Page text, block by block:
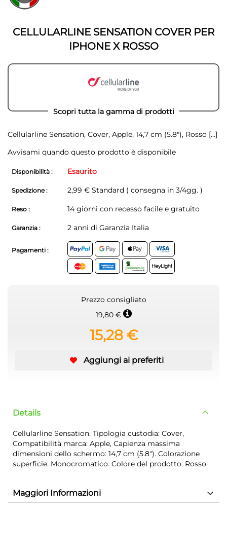
della
di
galleria
immagini
CELLULARLINE SENSATION COVER PER
IPHONE X ROSSO
Scopri tutta la gamma di prodotti
Cellularline Sensation, Cover, Apple, 14,7 cm (5.8"), Rosso [...]
Avvisami quando questo prodotto è disponibile
Disponibilità : Esaurito
Spedizione : 2,99 € Standard ( consegna in 3/4gg. )
Reso : 14 giorni con recesso facile e gratuito
Garanzia : 2 anni di Garanzia Italia
Pagamenti :
Prezzo consigliato
19,80 €
15,28 €
Aggiungi ai preferiti
Details
Cellularline Sensation. Tipologia custodia: Cover,
Compatibilità marca: Apple, Capienza massima
dimensioni dello schermo: 14,7 cm (5.8"). Colorazione
superficie: Monocromatico. Colore del prodotto: Rosso
Maggiori Informazioni